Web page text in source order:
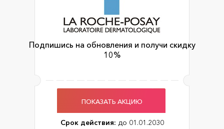
Подпишись на обновления и получи скидку
10%
ПОКАЗАТЬ АКЦИЮ
Срок действия: до 01.01.2030